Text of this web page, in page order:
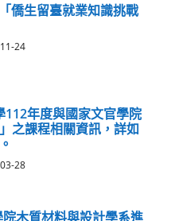
僑生留臺就業知識挑戰
24
年度與國家文官學院
之課程相關資訊，詳如
28
木質材料與設計學系進